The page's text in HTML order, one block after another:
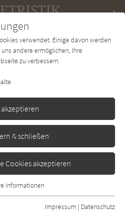
Charts Newsletter
2019
verwendet. Einige davon werden
andere ermöglichen, Ihre
zu verbessern.
& schließen
Cookies akzeptieren
grundlegende Funktionen der
gewährleistet, dass die Webseite
Informationen
Impressum | Datenschutz